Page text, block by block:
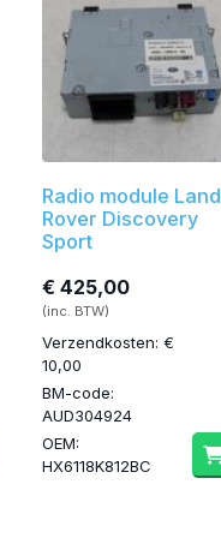
Radio module Land
Rover Discovery
Sport
€ 425,00
(inc. BTW)
Verzendkosten: €
10,00
BM-code:
AUD304924
OEM:
HX6118K812BC